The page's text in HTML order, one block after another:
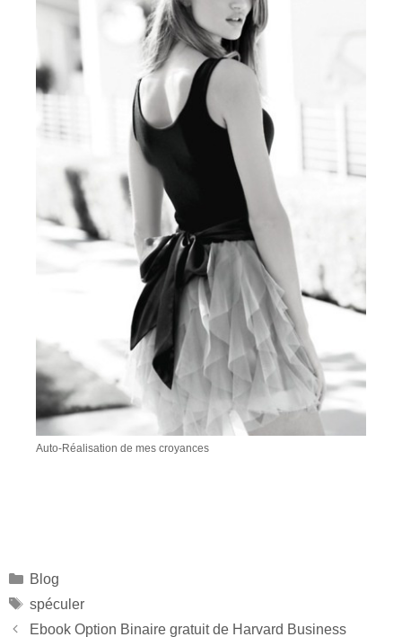
Auto-Réalisation de mes croyances
Blog
spéculer
Ebook Option Binaire gratuit de Harvard Business